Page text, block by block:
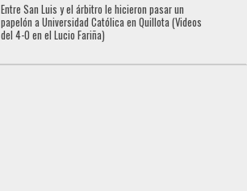
Entre San Luis y el árbitro le hicieron pasar un
papelón a Universidad Católica en Quillota (Videos
del 4-0 en el Lucio Fariña)